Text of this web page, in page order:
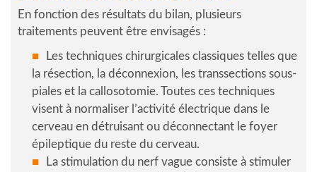
En fonction des résultats du bilan, plusieurs
traitements peuvent être envisagés :
Les techniques chirurgicales classiques telles que
la résection, la déconnexion, les transsections sous-
piales et la callosotomie. Toutes ces techniques
visent à normaliser l’activité électrique dans le
cerveau en détruisant ou déconnectant le foyer
épileptique du reste du cerveau.
La stimulation du nerf vague consiste à stimuler